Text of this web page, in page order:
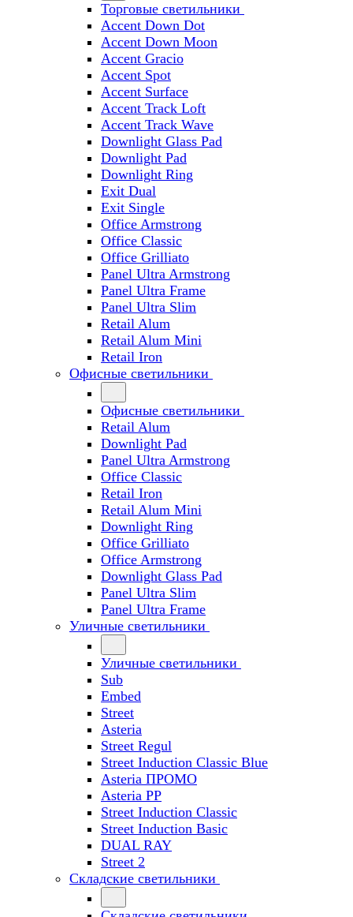
Торговые светильники
Accent Down Dot
Accent Down Moon
Accent Gracio
Accent Spot
Accent Surface
Accent Track Loft
Accent Track Wave
Downlight Glass Pad
Downlight Pad
Downlight Ring
Exit Dual
Exit Single
Office Armstrong
Office Classic
Office Grilliato
Panel Ultra Armstrong
Panel Ultra Frame
Panel Ultra Slim
Retail Alum
Retail Alum Mini
Retail Iron
Офисные светильники
Офисные светильники
Retail Alum
Downlight Pad
Panel Ultra Armstrong
Office Classic
Retail Iron
Retail Alum Mini
Downlight Ring
Office Grilliato
Office Armstrong
Downlight Glass Pad
Panel Ultra Slim
Panel Ultra Frame
Уличные светильники
Уличные светильники
Sub
Embed
Street
Asteria
Street Regul
Street Induction Classic Blue
Asteria ПРОМО
Asteria PP
Street Induction Classic
Street Induction Basic
DUAL RAY
Street 2
Складские светильники